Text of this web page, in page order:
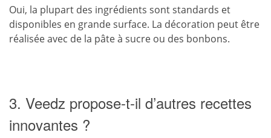
Oui, la plupart des ingrédients sont standards et
disponibles en grande surface. La décoration peut être
réalisée avec de la pâte à sucre ou des bonbons.
3. Veedz propose-t-il d’autres recettes
innovantes ?